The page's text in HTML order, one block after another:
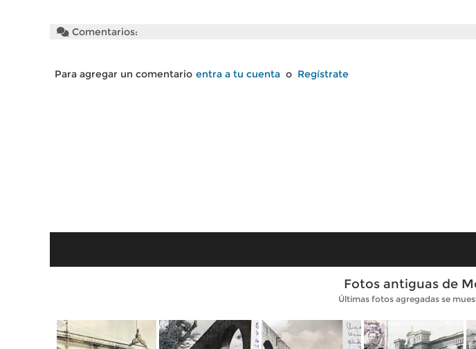
Comentarios:
Para agregar un comentario entra a tu cuenta o Regístrate
Fotos antiguas de
Últimas fotos agregadas se